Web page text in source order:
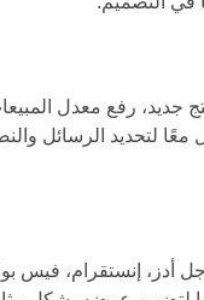
جديد، رفع معدل
لتحديد الرسائل
أدز، إنستقرام، فيس